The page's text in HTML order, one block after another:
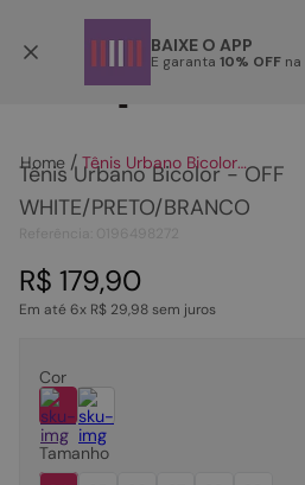
BAIXE O APP
E garanta 10% OFF na
Tênis Urbano Bicolor - OFF WHITE/PRETO/BRANCO
Tênis Urbano Bicolor - OFF
WHITE/PRETO/BRANCO
R$ 179,90
Em até6x R$ 29,98sem juros
Cor
Tamanho
2º
tenis
3º
bota
5
sandalia
bolsa
sapatilha
couro